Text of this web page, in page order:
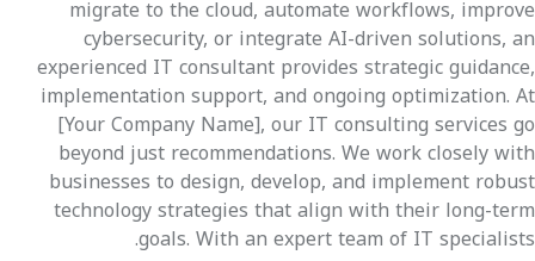
migrate to the cloud, automate workflows, improve
cybersecurity, or integrate AI-driven solutions, an
experienced IT consultant provides strategic guidance,
implementation support, and ongoing optimization. At
[Your Company Name], our IT consulting services go
beyond just recommendations. We work closely with
businesses to design, develop, and implement robust
technology strategies that align with their long-term
goals. With an expert team of IT specialists.